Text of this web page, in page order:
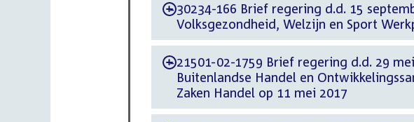
-30234-166 Brief regering d.d. 15
Volksgezondheid, Welzijn en Sport
-21501-02-1759 Brief regering d.d. 29
Buitenlandse Handel en
Zaken Handel op 11 mei 2017